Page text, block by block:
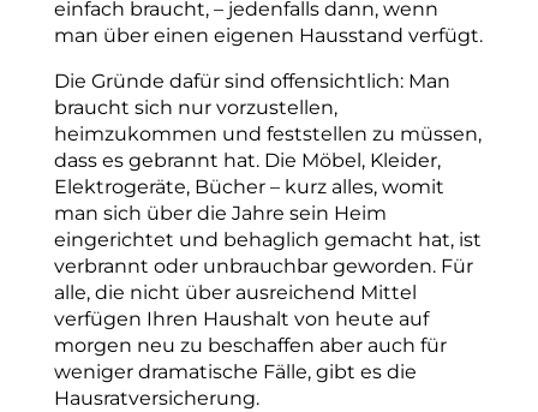
einfach braucht, – jedenfalls dann, wenn
man über einen eigenen Hausstand verfügt.
Die Gründe dafür sind offensichtlich: Man
braucht sich nur vorzustellen,
heimzukommen und feststellen zu müssen,
dass es gebrannt hat. Die Möbel, Kleider,
Elektrogeräte, Bücher – kurz alles, womit
man sich über die Jahre sein Heim
eingerichtet und behaglich gemacht hat, ist
verbrannt oder unbrauchbar geworden. Für
alle, die nicht über ausreichend Mittel
verfügen Ihren Haushalt von heute auf
morgen neu zu beschaffen aber auch für
weniger dramatische Fälle, gibt es die
Hausratversicherung.